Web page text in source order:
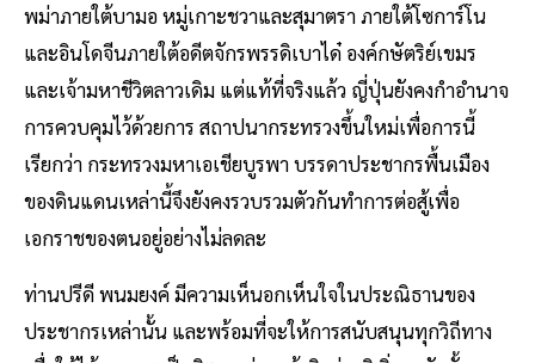
พม่าภายใต้บามอ หมู่เกาะชวาและสุมาตรา ภายใต้โซการ์โน
และอินโดจีนภายใต้อดีตจักรพรรดิเบาได๋ องค์กษัตริย์เขมร
และเจ้ามหาชีวิตลาวเดิม แต่แท้ที่จริงแล้ว ญี่ปุ่นยังคงกำอำนาจ
การควบคุมไว้ด้วยการ สถาปนากระทรวงขึ้นใหม่เพื่อการนี้
เรียกว่า กระทรวงมหาเอเชียบูรพา บรรดาประชากรพื้นเมือง
ของดินแดนเหล่านี้จึงยังคงรวบรวมตัวกันทำการต่อสู้เพื่อ
เอกราชของตนอยู่อย่างไม่ลดละ
ท่านปรีดี พนมยงค์ มีความเห็นอกเห็นใจในประณิธานของ
ประชากรเหล่านั้น และพร้อมที่จะให้การสนับสนุนทุกวิถีทาง